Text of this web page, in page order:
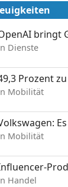
bringt
Dienste
Prozent
Mobilität
Mobilität
Handel